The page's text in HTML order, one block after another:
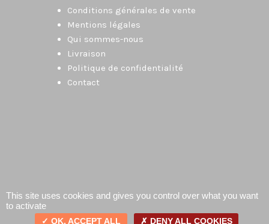
Conditions générales de vente
Mentions légales
Qui sommes-nous
Livraison
Politique de confidentialité
Contact
This site uses cookies and gives you control over what you want
to activate
OK, ACCEPT ALL DENY ALL COOKIES